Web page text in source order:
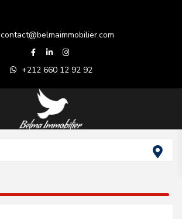
contact@belmaimmobilier.com
+212 660 12 92 92